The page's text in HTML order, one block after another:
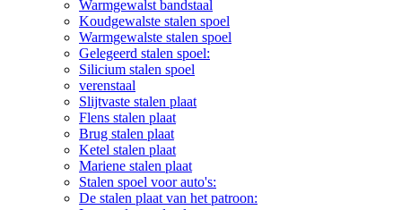
Warmgewalst bandstaal
Koudgewalste stalen spoel
Warmgewalste stalen spoel
Gelegeerd stalen spoel:
Silicium stalen spoel
verenstaal
Slijtvaste stalen plaat
Flens stalen plaat
Brug stalen plaat
Ketel stalen plaat
Mariene stalen plaat
Stalen spoel voor auto's:
De stalen plaat van het patroon: